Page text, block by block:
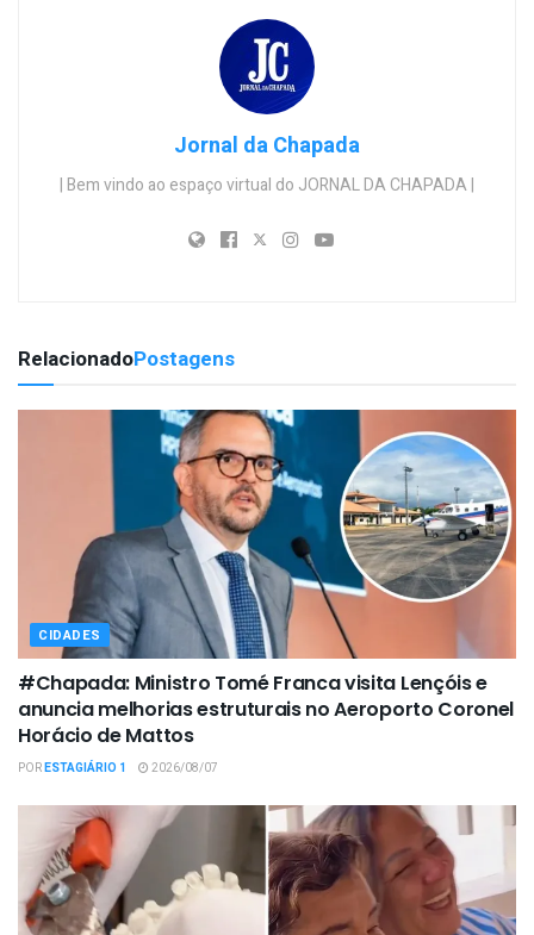
Jornal da Chapada
| Bem vindo ao espaço virtual do JORNAL DA CHAPADA |
RelacionadoPostagens
CIDADES
#Chapada: Ministro Tomé Franca visita Lençóis e
anuncia melhorias estruturais no Aeroporto Coronel
Horácio de Mattos
PORESTAGIÁRIO 1 2026/08/07